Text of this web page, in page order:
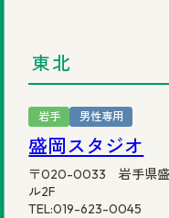
東北
岩手 男性専用
盛岡スタジオ
〒020-0033 岩手県盛
ル2F
TEL:019-623-0045